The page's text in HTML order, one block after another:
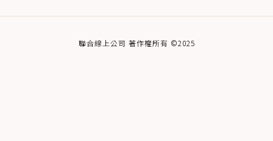
聯合線上公司 著作權所有 ©2025